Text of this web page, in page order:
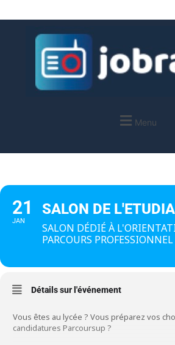
Menu
21
JAN
SALON DE
SALON DÉDIÉ À
PARCOURS PROFESSIONNEL
Détails sur l'événement
Vous êtes au lycée ? Vous préparez vos
candidatures Parcoursup ?